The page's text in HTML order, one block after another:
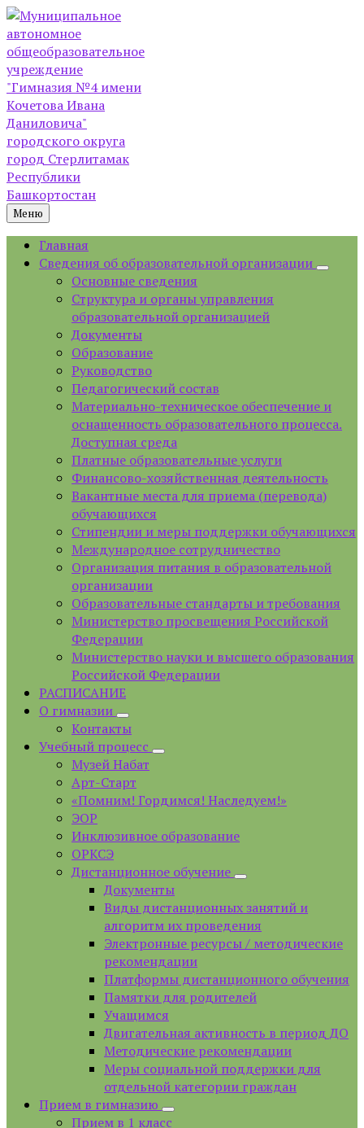
Skip
to
content
Skip
to
left
sidebar
Skip
to
footer
Меню
Главная
Сведения об образовательной организации
Основные сведения
Структура и органы управления
образовательной организацией
Документы
Образование
Руководство
Педагогический состав
Материально-техническое обеспечение и
оснащенность образовательного процесса.
Доступная среда
Платные образовательные услуги
Финансово-хозяйственная деятельность
Вакантные места для приема (перевода)
обучающихся
Стипендии и меры поддержки обучающихся
Международное сотрудничество
Организация питания в образовательной
организации
Образовательные стандарты и требования
Министерство просвещения Российской
Федерации
Министерство науки и высшего образования
Российской Федерации
РАСПИСАНИЕ
О гимназии
Контакты
Учебный процесс
Музей Набат
Арт-Старт
«Помним! Гордимся! Наследуем!»
ЭОР
Инклюзивное образование
ОРКСЭ
Дистанционное обучение
Документы
Виды дистанционных занятий и
алгоритм их проведения
Электронные ресурсы / методические
рекомендации
Платформы дистанционного обучения
Памятки для родителей
Учащимся
Двигательная активность в период ДО
Методические рекомендации
Меры социальной поддержки для
отдельной категории граждан
Прием в гимназию
Прием в 1 класс